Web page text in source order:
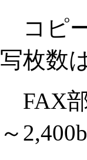
コピ
写枚数
FAX部
～